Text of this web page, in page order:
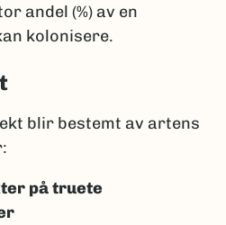
andel (%) av en
kolonisere.
blir bestemt av artens
på truete